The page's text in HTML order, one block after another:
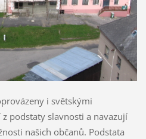
i světskými
podstaty slavnosti a navazují
našich občanů. Podstata